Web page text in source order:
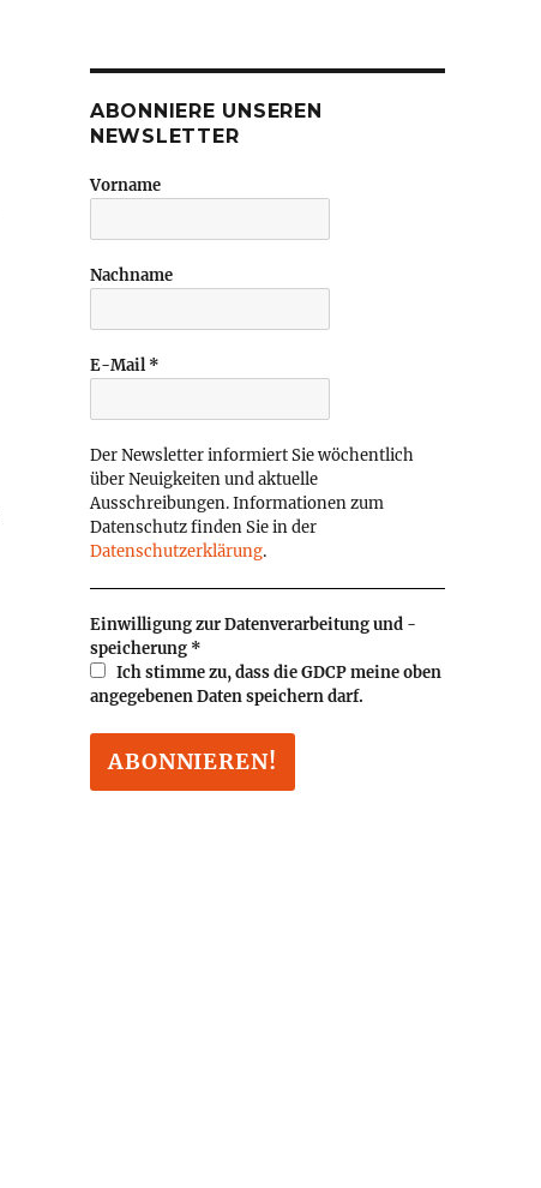
ABONNIERE UNSEREN
NEWSLETTER
Vorname
Nachname
E-Mail *
Der Newsletter informiert Sie wöchentlich
über Neuigkeiten und aktuelle
Ausschreibungen. Informationen zum
Datenschutz finden Sie in der
Datenschutzerklärung.
Einwilligung zur Datenverarbeitung und -
speicherung *
Ich stimme zu, dass die GDCP meine oben
angegebenen Daten speichern darf.